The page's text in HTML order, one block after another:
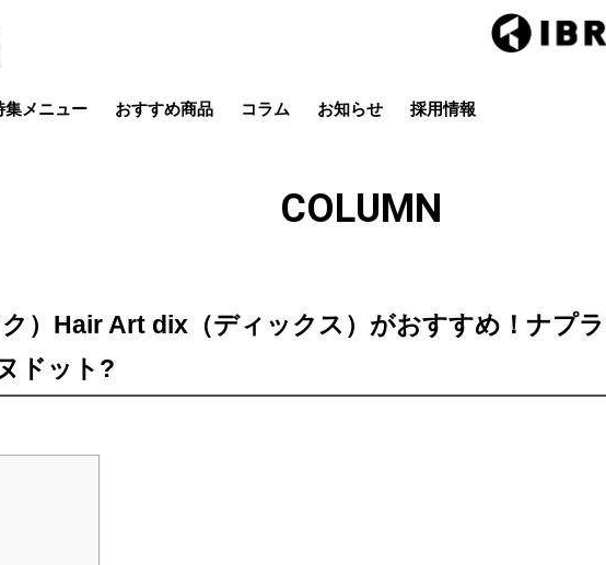
集メニュー おすすめ商品 コラム お知らせ 採用情報
COLUMN
）Hair Art dix（ディックス）がおすすめ！ナプラ
ドット?